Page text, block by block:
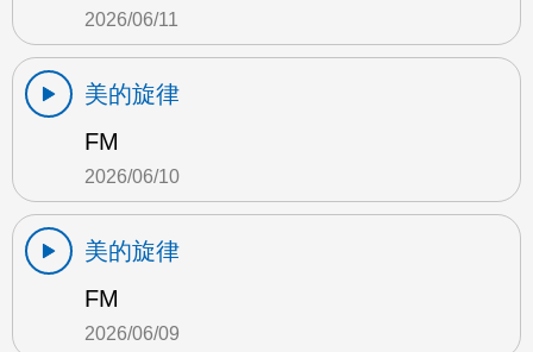
2026/06/11
美的旋律
FM
2026/06/10
美的旋律
FM
2026/06/09